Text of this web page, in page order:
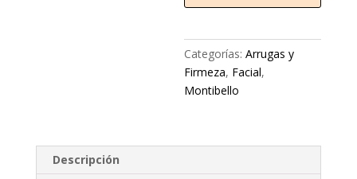
Categorías:Arrugas y
Firmeza, Facial,
Montibello
Descripción